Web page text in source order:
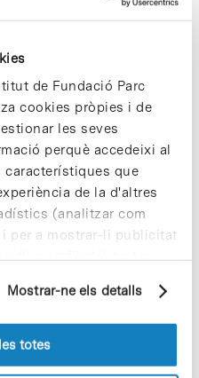
de Fundació Parc
cookies pròpies i de
les seves
perquè accedeixi al
característiques que
de la d'altres
(analitzar com
per a mostrar-li publicitat
d'un perfil elaborat a
més informació sobre
Política de cookiesdel
Mostrar-ne els detalls
totes
a ‘Science’
Mitofusina 2
cel·lulars